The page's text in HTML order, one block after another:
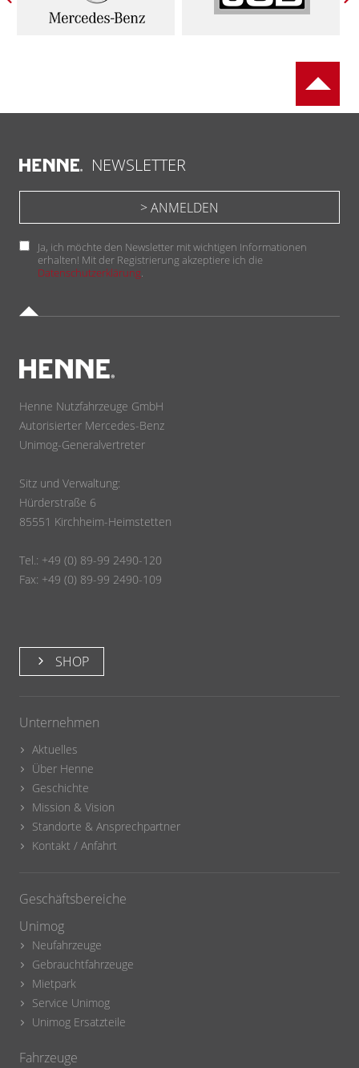
NEWSLETTER
Ja, ich möchte den Newsletter mit wichtigen Informationen
erhalten! Mit der Registrierung akzeptiere ich die
Datenschutzerklärung.
Henne Nutzfahrzeuge GmbH
Autorisierter Mercedes-Benz
Unimog-Generalvertreter
Sitz und Verwaltung:
Hürderstraße 6
85551 Kirchheim-Heimstetten
Tel.: +49 (0) 89-99 2490-120
Fax: +49 (0) 89-99 2490-109
SHOP
Unternehmen
Aktuelles
Über Henne
Geschichte
Mission & Vision
Standorte & Ansprechpartner
Kontakt / Anfahrt
Geschäftsbereiche
Unimog
Neufahrzeuge
Gebrauchtfahrzeuge
Mietpark
Service Unimog
Unimog Ersatzteile
Fahrzeuge